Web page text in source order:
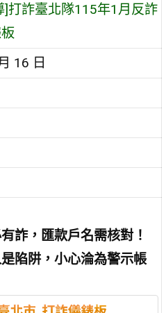
]打詐臺北隊115年1月反詐
16 日
詐，匯款戶名需核對！
陷阱，小心淪為警示帳